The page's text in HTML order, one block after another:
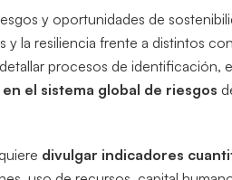
y oportunidades de
y la resiliencia frente a distintos
procesos de identificación,
el sistema global de riesgos
divulgar indicadores